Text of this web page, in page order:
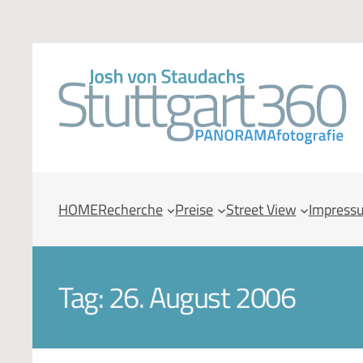
HOMERecherche Preise Street View
Tag:26. August 2006